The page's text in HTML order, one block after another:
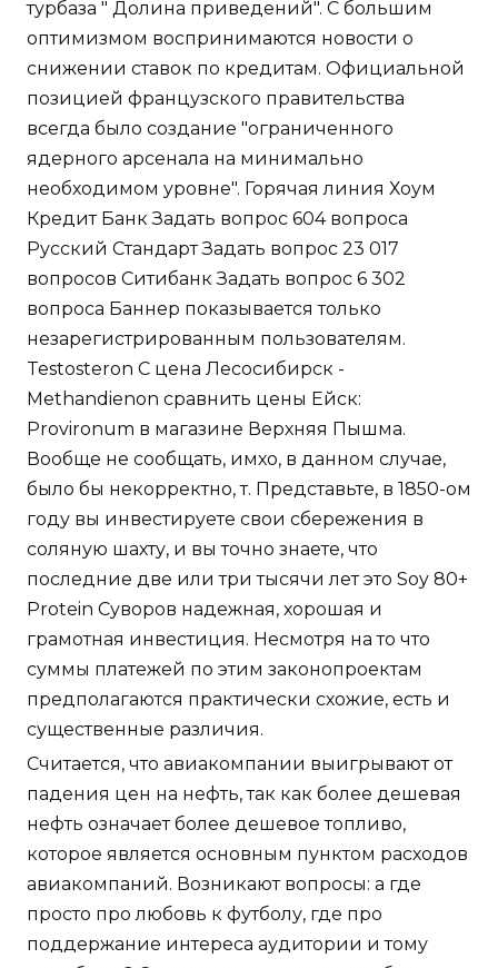
турбаза " Долина приведений". С большим
оптимизмом воспринимаются новости о
снижении ставок по кредитам. Официальной
позицией французского правительства
всегда было создание "ограниченного
ядерного арсенала на минимально
необходимом уровне". Горячая линия Хоум
Кредит Банк Задать вопрос 604 вопроса
Русский Стандарт Задать вопрос 23 017
вопросов Ситибанк Задать вопрос 6 302
вопроса Баннер показывается только
незарегистрированным пользователям.
Testosteron C цена Лесосибирск -
Methandienon сравнить цены Ейск:
Provironum в магазине Верхняя Пышма.
Вообще не сообщать, имхо, в данном случае,
было бы некорректно, т. Представьте, в 1850-ом
году вы инвестируете свои сбережения в
соляную шахту, и вы точно знаете, что
последние две или три тысячи лет это Soy 80+
Protein Суворов надежная, хорошая и
грамотная инвестиция. Несмотря на то что
суммы платежей по этим законопроектам
предполагаются практически схожие, есть и
существенные различия.
Считается, что авиакомпании выигрывают от
падения цен на нефть, так как более дешевая
нефть означает более дешевое топливо,
которое является основным пунктом расходов
авиакомпаний. Возникают вопросы: а где
просто про любовь к футболу, где про
поддержание интереса аудитории и тому